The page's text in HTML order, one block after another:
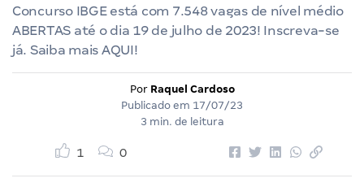
Concurso IBGE está com 7.548 vagas de nível médio
ABERTAS até o dia 19 de julho de 2023! Inscreva-se
já. Saiba mais AQUI!
Por Raquel Cardoso
Publicado em 17/07/23
3 min. de leitura
1 0